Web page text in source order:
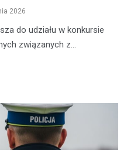
2026
do udziału w konkursie
związanych z…